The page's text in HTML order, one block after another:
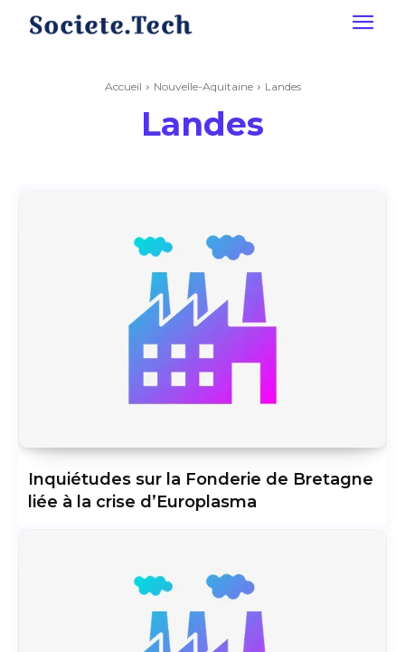
Accueil Nouvelle-Aquitaine Landes
Landes
Inquiétudes sur la Fonderie de Bretagne
liée à la crise d’Europlasma